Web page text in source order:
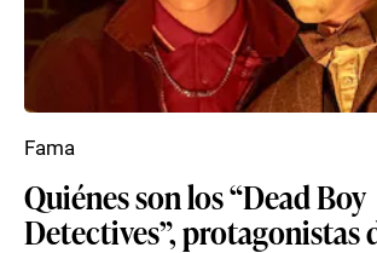
Quiénes son los “Dead Boy
Detectives”, protagonistas
Fama